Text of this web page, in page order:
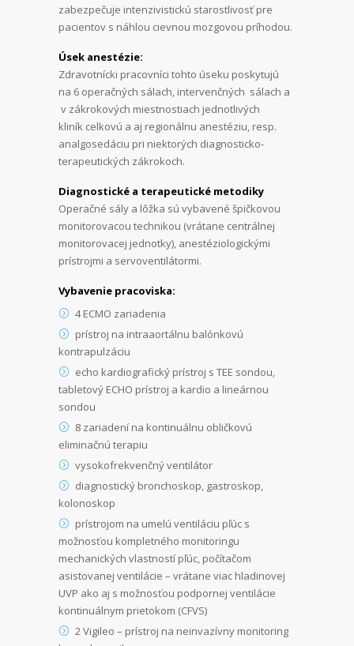
zabezpečuje intenzivistickú starostlivosť pre
pacientov s náhlou cievnou mozgovou príhodou.
Úsek anestézie:
Zdravotnícki pracovníci tohto úseku poskytujú
na 6 operačných sálach, intervenčných sálach a
v zákrokových miestnostiach jednotlivých
kliník celkovú a aj regionálnu anestéziu, resp.
analgosedáciu pri niektorých diagnosticko-
terapeutických zákrokoch.
Diagnostické a terapeutické metodiky
Operačné sály a lôžka sú vybavené špičkovou
monitorovacou technikou (vrátane centrálnej
monitorovacej jednotky), anestéziologickými
prístrojmi a servoventilátormi.
Vybavenie pracoviska:
4 ECMO zariadenia
prístroj na intraaortálnu balónkovú
kontrapulzáciu
echo kardiografický prístroj s TEE sondou,
tabletový ECHO prístroj a kardio a lineárnou
sondou
8 zariadení na kontinuálnu obličkovú
eliminačnú terapiu
vysokofrekvenčný ventilátor
diagnostický bronchoskop, gastroskop,
kolonoskop
prístrojom na umelú ventiláciu pľúc s
možnosťou kompletného monitoringu
mechanických vlastností pľúc, počítačom
asistovanej ventilácie – vrátane viac hladinovej
UVP ako aj s možnosťou podpornej ventilácie
kontinuálnym prietokom (CFVS)
2 Vigileo – prístroj na neinvazívny monitoring